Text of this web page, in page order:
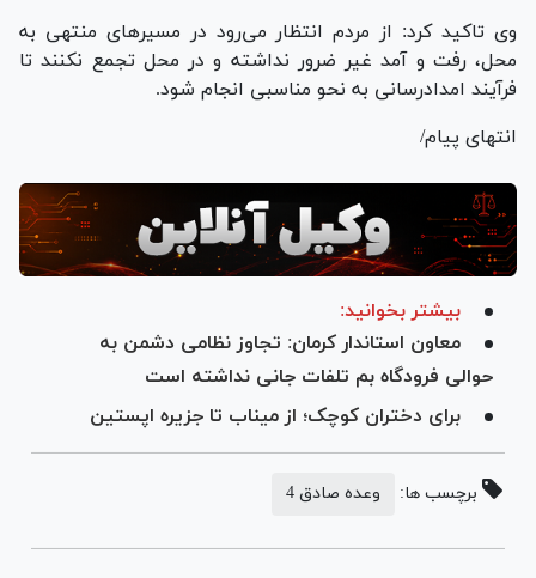
وی تاکید کرد: از مردم انتظار می‌رود در مسیر‌های منتهی به
محل، رفت و آمد غیر ضرور نداشته و در محل تجمع نکنند تا
فرآیند امدادرسانی به نحو مناسبی انجام شود.
انتهای پیام/
بیشتر بخوانید:
معاون استاندار کرمان: تجاوز نظامی دشمن به
حوالی فرودگاه بم تلفات جانی نداشته است
برای دختران کوچک؛ از میناب تا جزیره اپستین
برچسب ها: وعده صادق 4